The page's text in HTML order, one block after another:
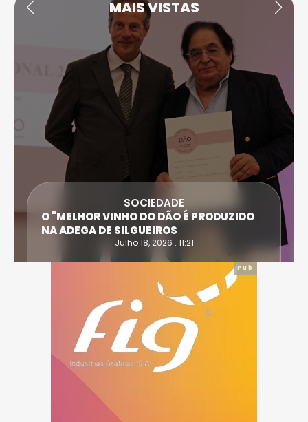
MAIS VISTAS
SOCIEDADE
O "MELHOR VINHO DO DÃO É PRODUZIDO
NA ADEGA DE SILGUEIROS
Julho 18, 2026 . 11:21
Pub